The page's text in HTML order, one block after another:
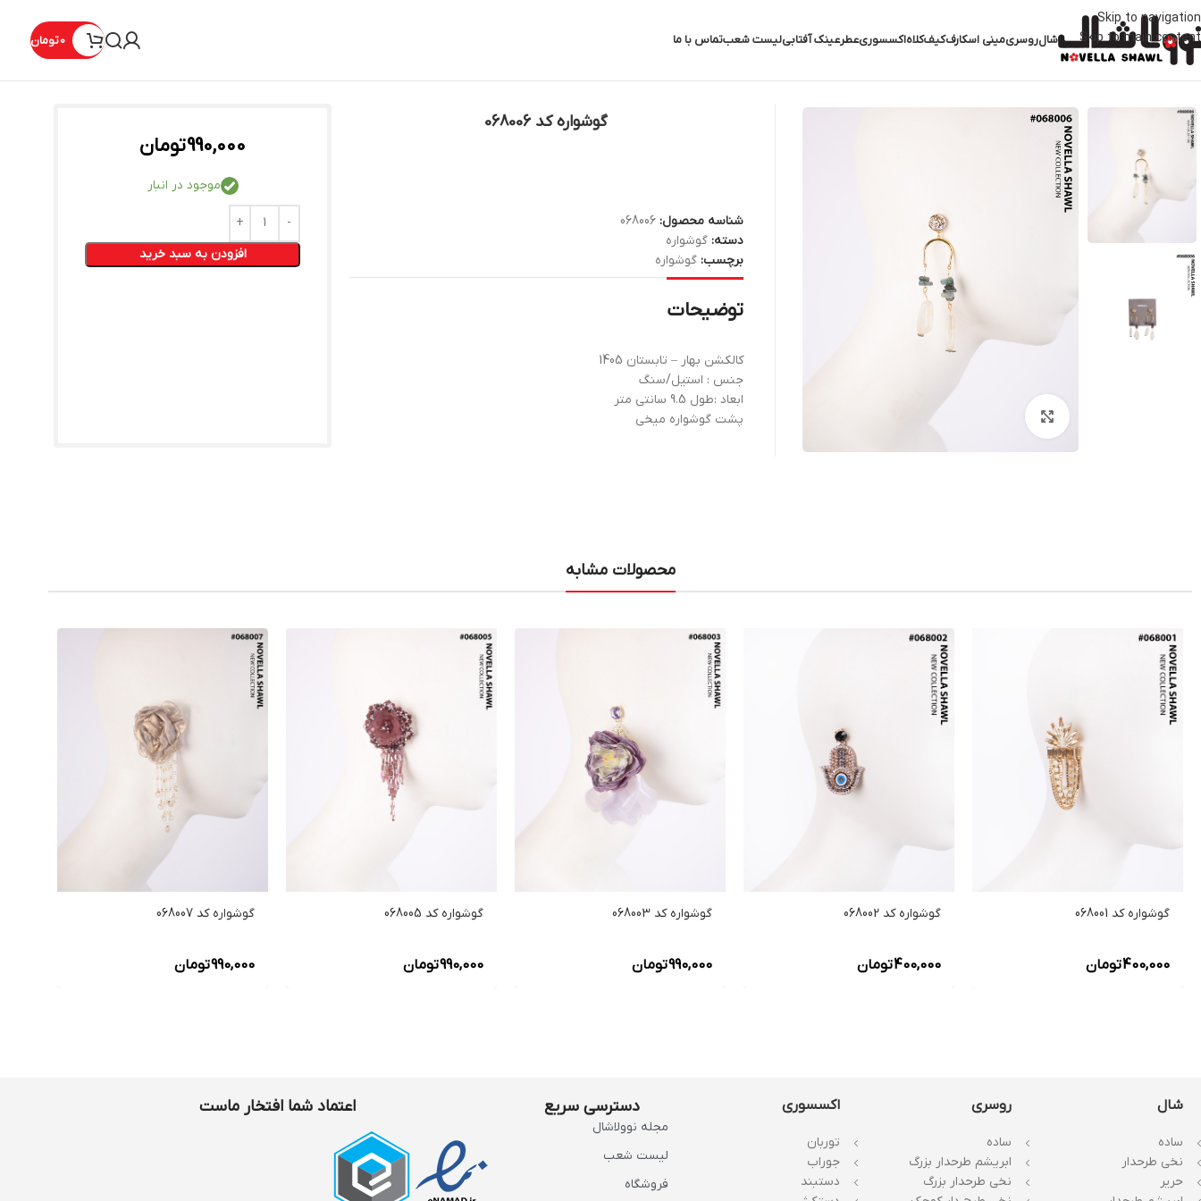
Skip to navigation
Skip to main content
شالروسریمینی اسکارفکیفکلاهاکسسوریعطرعینک آفتابیلیست شعبتماس با ما 0تومان
گوشواره کد 068006
شناسه محصول:068006
دسته: گوشواره
برچسب: گوشواره
توضیحات
کالکشن بهار – تابستان 1405
جنس : استیل/سنگ
ابعاد :طول 9.5 سانتی متر
پشت گوشواره میخی
990,000تومان
موجود در انبار
افزودن به سبد خرید
محصولات مشابه
گوشواره کد 068001
400,000تومان
گوشواره کد 068002
400,000تومان
گوشواره کد 068003
990,000تومان
گوشواره کد 068005
990,000تومان
گوشواره کد 068007
990,000تومان
شال
ساده
نخی طرحدار
حریر
روسری
ساده
ابریشم طرحدار بزرگ
نخی طرحدار بزرگ
اکسسوری
توربان
جوراب
دستبند
دسترسی سریع
مجله نوولاشال
لیست شعب
فروشگاه
اعتماد شما افتخار ماست